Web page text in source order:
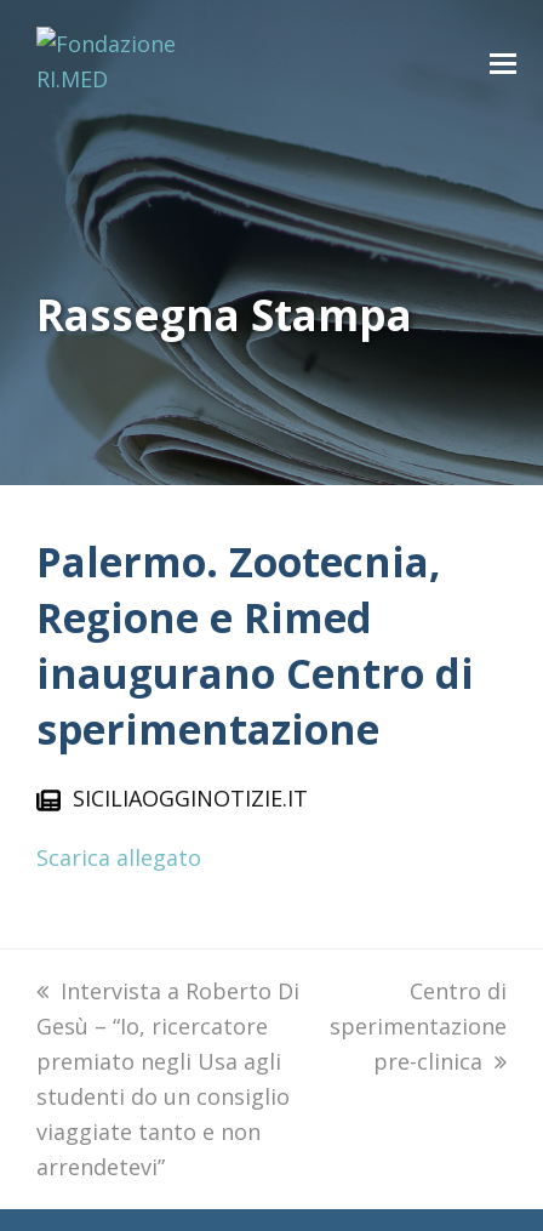
Rassegna Stampa
Palermo. Zootecnia,
Regione e Rimed
inaugurano Centro di
sperimentazione
SICILIAOGGINOTIZIE.IT
Scarica allegato
previous
post:
Intervista a Roberto Di
Gesù – “Io, ricercatore
premiato negli Usa agli
studenti do un consiglio
viaggiate tanto e non
arrendetevi”
next
post:
Centro di
sperimentazione
pre-clinica